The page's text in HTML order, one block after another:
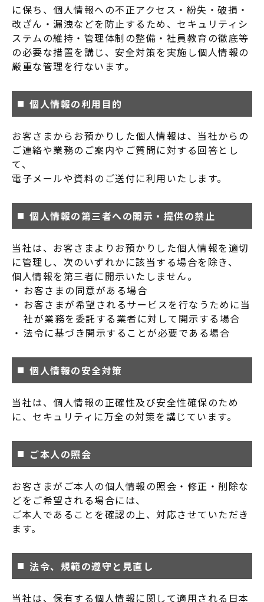
に保ち、個人情報への不正アクセス・紛失・破損・
改ざん・漏洩などを防止するため、セキュリティシ
ステムの維持・管理体制の整備・社員教育の徹底等
の必要な措置を講じ、安全対策を実施し個人情報の
厳重な管理を行ないます。
個人情報の利用目的
お客さまからお預かりした個人情報は、当社からの
ご連絡や業務のご案内やご質問に対する回答とし
て、
電子メールや資料のご送付に利用いたします。
個人情報の第三者への開示・提供の禁止
当社は、お客さまよりお預かりした個人情報を適切
に管理し、次のいずれかに該当する場合を除き、
個人情報を第三者に開示いたしません。
お客さまの同意がある場合
お客さまが希望されるサービスを行なうために当
社が業務を委託する業者に対して開示する場合
法令に基づき開示することが必要である場合
個人情報の安全対策
当社は、個人情報の正確性及び安全性確保のため
に、セキュリティに万全の対策を講じています。
ご本人の照会
お客さまがご本人の個人情報の照会・修正・削除な
どをご希望される場合には、
ご本人であることを確認の上、対応させていただき
ます。
法令、規範の遵守と見直し
当社は、保有する個人情報に関して適用される日本